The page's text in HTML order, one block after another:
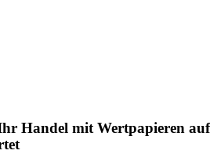
Handel mit Wertpapieren auf